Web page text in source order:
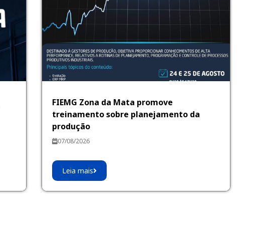
FIEMG Zona da Mata promove
treinamento sobre planejamento da
produção
07/08/2026
Leia mais